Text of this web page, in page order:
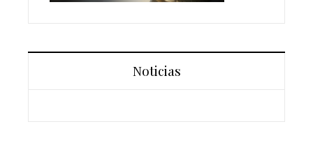
Noticias